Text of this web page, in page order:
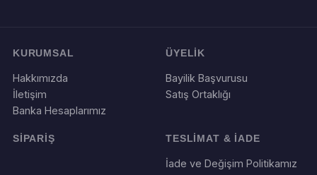
KURUMSAL
Hakkımızda
İletişim
Banka Hesaplarımız
ÜYELİK
Bayilik Başvurusu
Satış Ortaklığı
SİPARİŞ TESLİMAT & İADE
İade ve Değişim Politikamız